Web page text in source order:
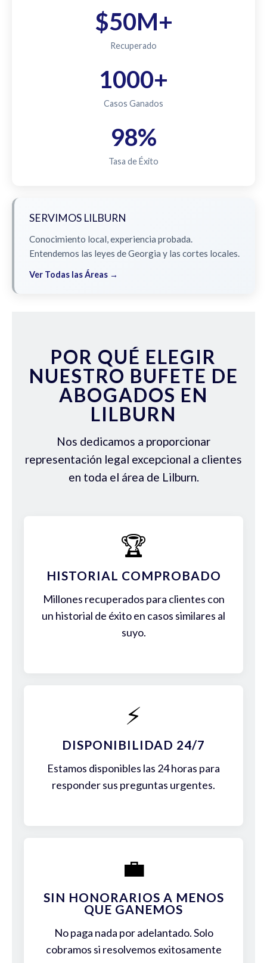
$50M+
Recuperado
1000+
Casos Ganados
98%
Tasa de Éxito
SERVIMOS LILBURN
Conocimiento local, experiencia probada.
Entendemos las leyes de Georgia y las cortes locales.
Ver Todas las Áreas →
POR QUÉ ELEGIR
NUESTRO BUFETE DE
ABOGADOS EN
LILBURN
Nos dedicamos a proporcionar
representación legal excepcional a clientes
en toda el área de Lilburn.
🏆
HISTORIAL COMPROBADO
Millones recuperados para clientes con
un historial de éxito en casos similares al
suyo.
⚡
DISPONIBILIDAD 24/7
Estamos disponibles las 24 horas para
responder sus preguntas urgentes.
💼
SIN HONORARIOS A MENOS
QUE GANEMOS
No paga nada por adelantado. Solo
cobramos si resolvemos exitosamente